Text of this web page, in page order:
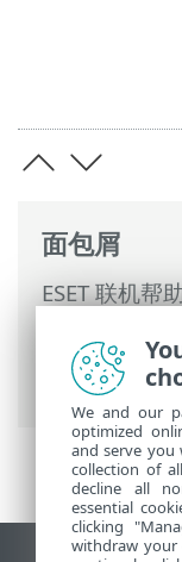
面包屑
ESET 联机帮
PROTECT
Inspect On-
We and our
optimized
and serve you
collection of
decline all
essential
clicking
withdraw your